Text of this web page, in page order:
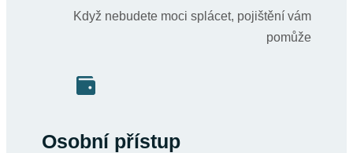
Když nebudete moci splácet, pojištění vám
pomůže
Osobní přístup